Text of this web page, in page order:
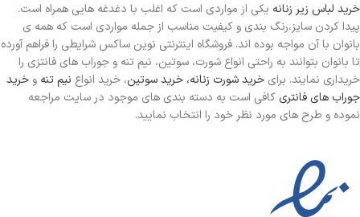
خرید لباس زیر زنانه یکی از مواردی است که اغلب با دغدغه هایی همراه است.
پیدا کردن سایز،رنگ بندی و کیفیت مناسب از جمله مواردی است که همه ی
بانوان با آن مواجه بوده اند. فروشگاه اینترنتی نوین ساکس شرایطی را فراهم آورده
تا بانوان بتوانند به راحتی انواع شورت، سوتین، نیم تنه و جوراب های فانتزی را
خریداری نمایند. برای خرید شورت زنانه، خرید سوتین، خرید انواع نیم تنه و خرید
جوراب های فانتری کافی است به دسته بندی های موجود در سایت مراجعه
نموده و طرح های مورد نظر خود را انتخاب نمایید.